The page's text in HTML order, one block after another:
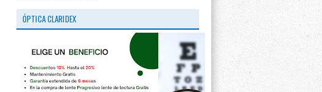
ÓPTICA CLARIDEX